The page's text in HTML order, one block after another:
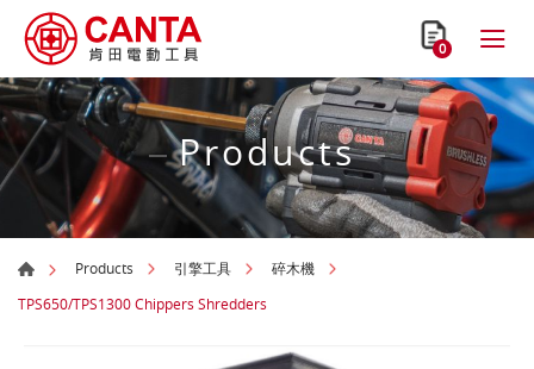
0
Products
Products 引擎工具
碎木機
TPS650/TPS1300 Chippers Shredders